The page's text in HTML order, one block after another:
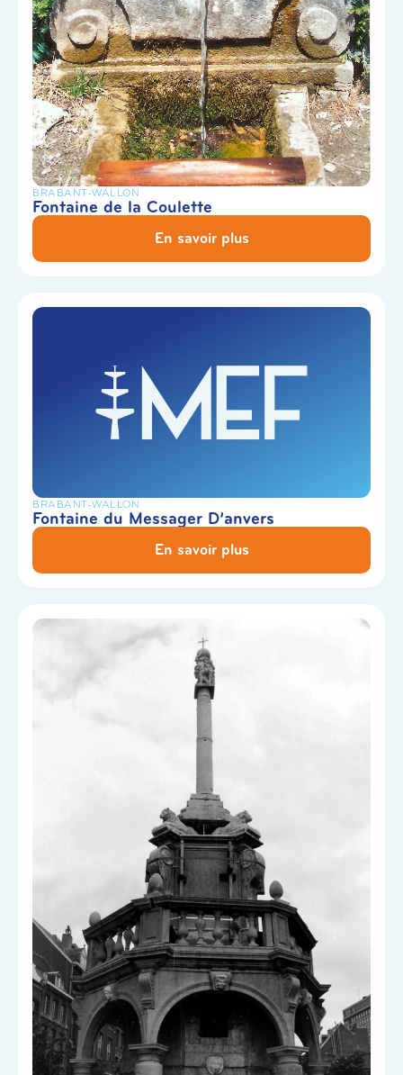
BRABANT-WALLON
Fontaine de la Coulette
En savoir plus
BRABANT-WALLON
Fontaine du Messager D’anvers
En savoir plus